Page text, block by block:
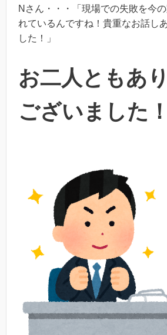
Nさん・・・「現場での失敗を今
れているんですね！貴重なお話し
した！」
お二人ともあ
ございました！